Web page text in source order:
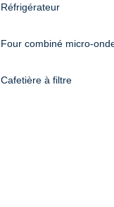
Réfrigérateur
Four combiné micro-
Cafetière à filtre